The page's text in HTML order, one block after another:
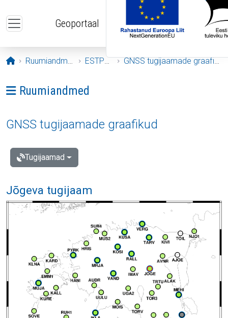
Geoportaal
Avaleht
Ruumiandmed ESTPOS GNSS tugijaamade graafikud
Ava menüü: Ruumiandmed
Ruumiandmed
GNSS tugijaamade graafikud
Tugijaamad
Jõgeva tugijaam